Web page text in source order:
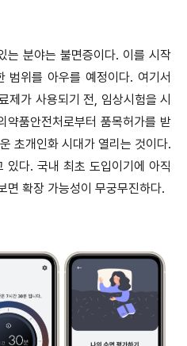
는 분야는 불면증이다. 이를 시작
위를 아우를 예정이다. 여기서
제가 사용되기 전, 임상시험을 시
약품안전처로부터 품목허가를 받
초개인화 시대가 열리는 것이다.
다. 국내 최초 도입이기에 아직
면 확장 가능성이 무궁무진하다.